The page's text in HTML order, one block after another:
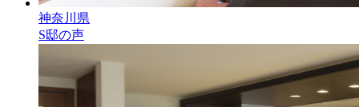
神奈川県
S邸の声